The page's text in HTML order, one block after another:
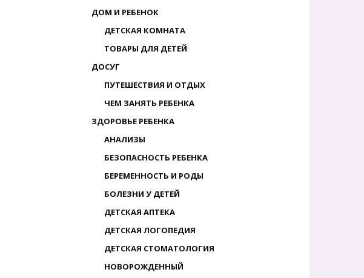
ДОМ И РЕБЕНОК
ДЕТСКАЯ КОМНАТА
ТОВАРЫ ДЛЯ ДЕТЕЙ
ДОСУГ
ПУТЕШЕСТВИЯ И ОТДЫХ
ЧЕМ ЗАНЯТЬ РЕБЕНКА
ЗДОРОВЬЕ РЕБЕНКА
АНАЛИЗЫ
БЕЗОПАСНОСТЬ РЕБЕНКА
БЕРЕМЕННОСТЬ И РОДЫ
БОЛЕЗНИ У ДЕТЕЙ
ДЕТСКАЯ АПТЕКА
ДЕТСКАЯ ЛОГОПЕДИЯ
ДЕТСКАЯ СТОМАТОЛОГИЯ
НОВОРОЖДЕННЫЙ